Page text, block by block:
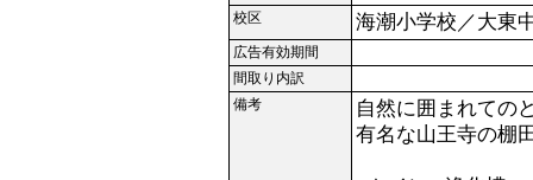
校区 海潮小学校／大東
広告有効期間
間取り内訳
備考
自然に囲まれての
有名な山王寺の棚